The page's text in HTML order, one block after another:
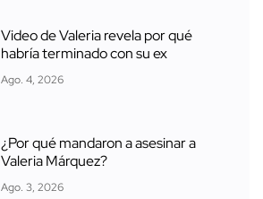
Video de Valeria revela por qué
habría terminado con su ex
Ago. 4, 2026
¿Por qué mandaron a asesinar a
Valeria Márquez?
Ago. 3, 2026